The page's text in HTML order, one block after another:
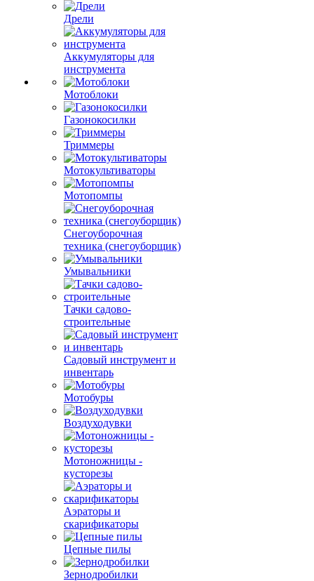
Дрели
Аккумуляторы для
инструмента
Мотоблоки
Газонокосилки
Триммеры
Мотокультиваторы
Мотопомпы
Снегоуборочная
техника (снегоуборщик)
Умывальники
Тачки садово-
строительные
Садовый инструмент и
инвентарь
Мотобуры
Воздуходувки
Мотоножницы -
кусторезы
Аэраторы и
скарификаторы
Цепные пилы
Зернодробилки